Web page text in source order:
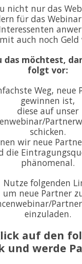
nicht nur das
für das
auch noch Geld
das möchtest,
folgt vor:
Weg, neue
gewinnen ist,
diese auf unser
schicken.
wir neue
die
phänomenal.
Nutze folgenden
um neue Partner
einzuladen.
auf den
und werde